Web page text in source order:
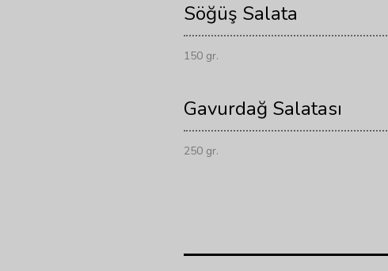
Söğüş Salata
150 gr.
Gavurdağ Salatası
250 gr.